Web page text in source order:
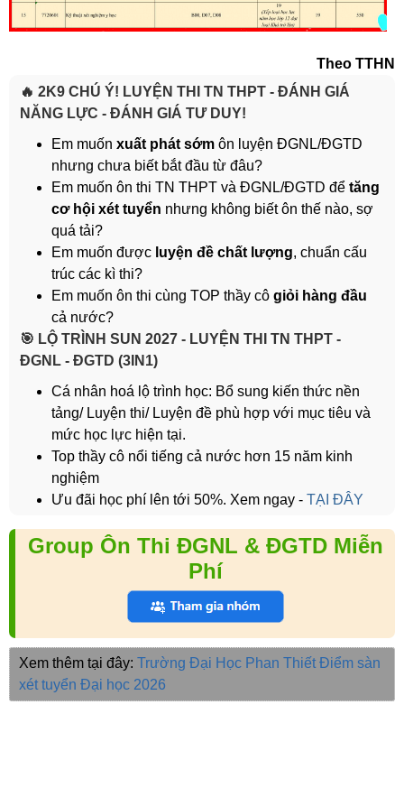
Theo TTHN
🔥 2K9 CHÚ Ý! LUYỆN THI TN THPT - ĐÁNH GIÁ
NĂNG LỰC - ĐÁNH GIÁ TƯ DUY!
Em muốn xuất phát sớm ôn luyện ĐGNL/ĐGTD
nhưng chưa biết bắt đầu từ đâu?
Em muốn ôn thi TN THPT và ĐGNL/ĐGTD để tăng
cơ hội xét tuyển nhưng không biết ôn thế nào, sợ
quá tải?
Em muốn được luyện đề chất lượng, chuẩn cấu
trúc các kì thi?
Em muốn ôn thi cùng TOP thầy cô giỏi hàng đầu
cả nước?
️🎯 LỘ TRÌNH SUN 2027 - LUYỆN THI TN THPT -
ĐGNL - ĐGTD (3IN1)
Cá nhân hoá lộ trình học: Bổ sung kiến thức nền
tảng/ Luyện thi/ Luyện đề phù hợp với mục tiêu và
mức học lực hiện tại.
Top thầy cô nổi tiếng cả nước hơn 15 năm kinh
nghiệm
Ưu đãi học phí lên tới 50%. Xem ngay - TẠI ĐÂY
Group Ôn Thi ĐGNL & ĐGTD Miễn
Phí
Xem thêm tại đây: Trường Đại Học Phan Thiết Điểm sàn
xét tuyển Đại học 2026